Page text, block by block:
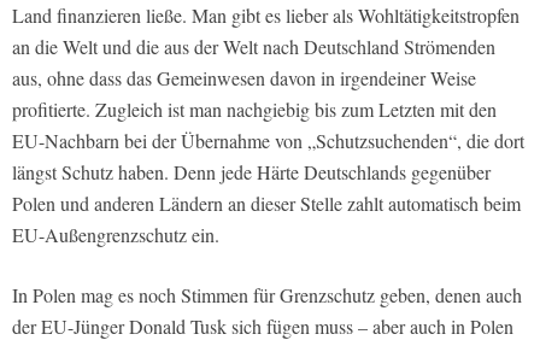
Land finanzieren ließe. Man gibt es lieber als Wohltätigkeitstropfen
an die Welt und die aus der Welt nach Deutschland Strömenden
aus, ohne dass das Gemeinwesen davon in irgendeiner Weise
profitierte. Zugleich ist man nachgiebig bis zum Letzten mit den
EU-Nachbarn bei der Übernahme von „Schutzsuchenden“, die dort
längst Schutz haben. Denn jede Härte Deutschlands gegenüber
Polen und anderen Ländern an dieser Stelle zahlt automatisch beim
EU-Außengrenzschutz ein.
In Polen mag es noch Stimmen für Grenzschutz geben, denen auch
der EU-Jünger Donald Tusk sich fügen muss – aber auch in Polen